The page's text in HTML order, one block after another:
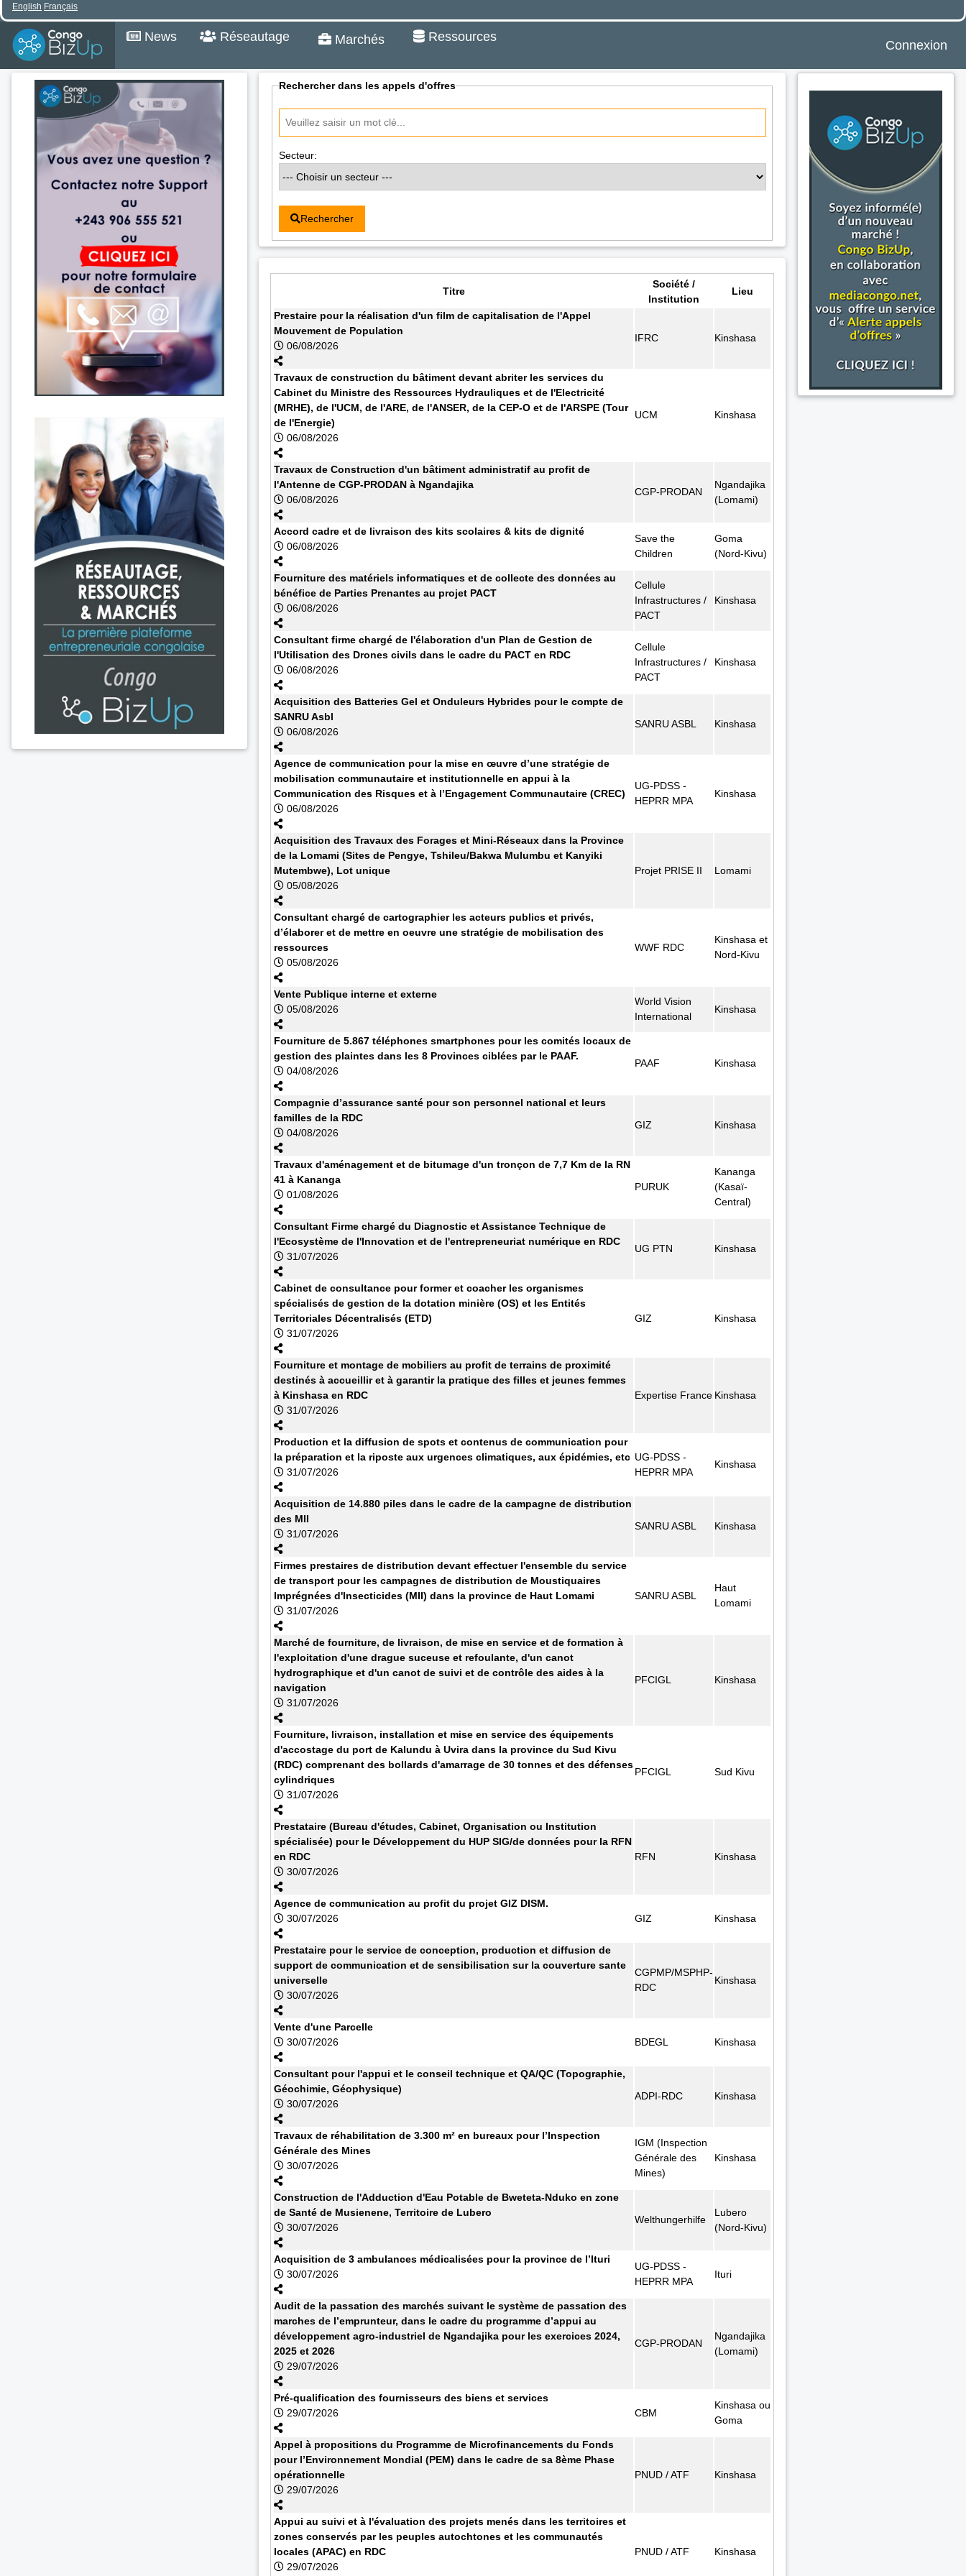
English Français
News Réseautage Marchés Ressources
Connexion
Rechercher dans les appels d'offres
Secteur:
Rechercher
Titre
Société /
Institution
Lieu
Prestaire pour la réalisation d'un film de capitalisation de l'Appel
Mouvement de Population
06/08/2026
IFRC Kinshasa
Travaux de construction du bâtiment devant abriter les services du
Cabinet du Ministre des Ressources Hydrauliques et de l'Electricité
(MRHE), de l'UCM, de l'ARE, de l'ANSER, de la CEP-O et de l'ARSPE (Tour
de l'Energie)
06/08/2026
UCM Kinshasa
Travaux de Construction d'un bâtiment administratif au profit de
l'Antenne de CGP-PRODAN à Ngandajika
06/08/2026
CGP-PRODAN
Ngandajika
(Lomami)
Accord cadre et de livraison des kits scolaires & kits de dignité
06/08/2026
Save the
Children
Goma
(Nord-Kivu)
Fourniture des matériels informatiques et de collecte des données au
bénéfice de Parties Prenantes au projet PACT
06/08/2026
Cellule
Infrastructures /
PACT
Kinshasa
Consultant firme chargé de l'élaboration d'un Plan de Gestion de
l'Utilisation des Drones civils dans le cadre du PACT en RDC
06/08/2026
Cellule
Infrastructures /
PACT
Kinshasa
Acquisition des Batteries Gel et Onduleurs Hybrides pour le compte de
SANRU Asbl
06/08/2026
SANRU ASBL Kinshasa
Agence de communication pour la mise en œuvre d’une stratégie de
mobilisation communautaire et institutionnelle en appui à la
Communication des Risques et à l’Engagement Communautaire (CREC)
06/08/2026
UG-PDSS -
HEPRR MPA
Kinshasa
Acquisition des Travaux des Forages et Mini-Réseaux dans la Province
de la Lomami (Sites de Pengye, Tshileu/Bakwa Mulumbu et Kanyiki
Mutembwe), Lot unique
05/08/2026
Projet PRISE II Lomami
Consultant chargé de cartographier les acteurs publics et privés,
d’élaborer et de mettre en oeuvre une stratégie de mobilisation des
ressources
05/08/2026
WWF RDC
Kinshasa et
Nord-Kivu
Vente Publique interne et externe
05/08/2026
World Vision
International
Kinshasa
Fourniture de 5.867 téléphones smartphones pour les comités locaux de
gestion des plaintes dans les 8 Provinces ciblées par le PAAF.
04/08/2026
PAAF Kinshasa
Compagnie d’assurance santé pour son personnel national et leurs
familles de la RDC
04/08/2026
GIZ Kinshasa
Travaux d'aménagement et de bitumage d'un tronçon de 7,7 Km de la RN
41 à Kananga
01/08/2026
PURUK
Kananga
(Kasaï-
Central)
Consultant Firme chargé du Diagnostic et Assistance Technique de
l'Ecosystème de l'Innovation et de l'entrepreneuriat numérique en RDC
31/07/2026
UG PTN Kinshasa
Cabinet de consultance pour former et coacher les organismes
spécialisés de gestion de la dotation minière (OS) et les Entités
Territoriales Décentralisés (ETD)
31/07/2026
GIZ Kinshasa
Fourniture et montage de mobiliers au profit de terrains de proximité
destinés à accueillir et à garantir la pratique des filles et jeunes femmes
à Kinshasa en RDC
31/07/2026
Expertise France Kinshasa
Production et la diffusion de spots et contenus de communication pour
la préparation et la riposte aux urgences climatiques, aux épidémies, etc
31/07/2026
UG-PDSS -
HEPRR MPA
Kinshasa
Acquisition de 14.880 piles dans le cadre de la campagne de distribution
des MII
31/07/2026
SANRU ASBL Kinshasa
Firmes prestaires de distribution devant effectuer l'ensemble du service
de transport pour les campagnes de distribution de Moustiquaires
Imprégnées d'Insecticides (MII) dans la province de Haut Lomami
31/07/2026
SANRU ASBL
Haut
Lomami
Marché de fourniture, de livraison, de mise en service et de formation à
l'exploitation d'une drague suceuse et refoulante, d'un canot
hydrographique et d'un canot de suivi et de contrôle des aides à la
navigation
31/07/2026
PFCIGL Kinshasa
Fourniture, livraison, installation et mise en service des équipements
d'accostage du port de Kalundu à Uvira dans la province du Sud Kivu
(RDC) comprenant des bollards d'amarrage de 30 tonnes et des défenses
cylindriques
31/07/2026
PFCIGL Sud Kivu
Prestataire (Bureau d'études, Cabinet, Organisation ou Institution
spécialisée) pour le Développement du HUP SIG/de données pour la RFN
en RDC
30/07/2026
RFN Kinshasa
Agence de communication au profit du projet GIZ DISM.
30/07/2026
GIZ Kinshasa
Prestataire pour le service de conception, production et diffusion de
support de communication et de sensibilisation sur la couverture sante
universelle
30/07/2026
CGPMP/MSPHP-
RDC
Kinshasa
Vente d'une Parcelle
30/07/2026
BDEGL Kinshasa
Consultant pour l'appui et le conseil technique et QA/QC (Topographie,
Géochimie, Géophysique)
30/07/2026
ADPI-RDC Kinshasa
Travaux de réhabilitation de 3.300 m² en bureaux pour l’Inspection
Générale des Mines
30/07/2026
IGM (Inspection
Générale des
Mines)
Kinshasa
Construction de l'Adduction d'Eau Potable de Bweteta-Nduko en zone
de Santé de Musienene, Territoire de Lubero
30/07/2026
Welthungerhilfe
Lubero
(Nord-Kivu)
Acquisition de 3 ambulances médicalisées pour la province de l’Ituri
30/07/2026
UG-PDSS -
HEPRR MPA
Ituri
Audit de la passation des marchés suivant le système de passation des
marches de l’emprunteur, dans le cadre du programme d’appui au
développement agro-industriel de Ngandajika pour les exercices 2024,
2025 et 2026
29/07/2026
CGP-PRODAN
Ngandajika
(Lomami)
Pré-qualification des fournisseurs des biens et services
29/07/2026
CBM
Kinshasa ou
Goma
Appel à propositions du Programme de Microfinancements du Fonds
pour l’Environnement Mondial (PEM) dans le cadre de sa 8ème Phase
opérationnelle
29/07/2026
PNUD / ATF Kinshasa
Appui au suivi et à l'évaluation des projets menés dans les territoires et
zones conservés par les peuples autochtones et les communautés
locales (APAC) en RDC
29/07/2026
PNUD / ATF Kinshasa